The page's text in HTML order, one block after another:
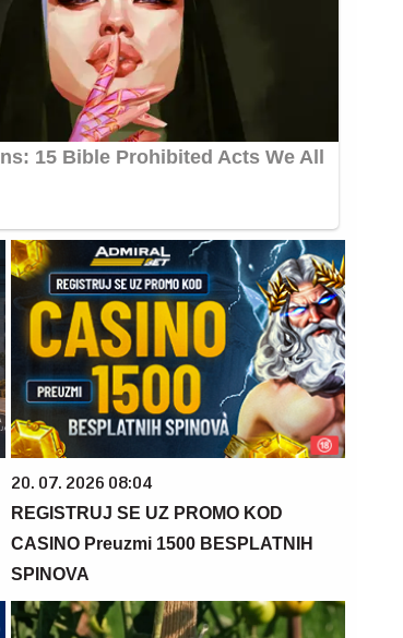
20. 07. 2026 08:04
REGISTRUJ SE UZ PROMO KOD
CASINO Preuzmi 1500 BESPLATNIH
SPINOVA